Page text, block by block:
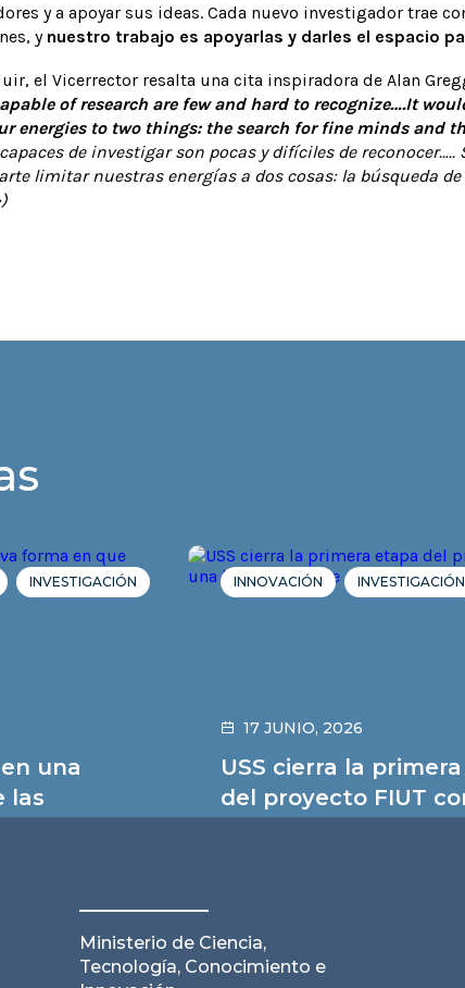
y a apoyar sus ideas. Cada nuevo investigador trae
y nuestro trabajo es apoyarlas y darles el espacio
el Vicerrector resalta una cita inspiradora de Alan
of research are few and hard to recognize….It
energies to two things: the search for fine minds and
de investigar son pocas y difíciles de
limitar nuestras energías a dos cosas: la búsqueda
INVESTIGACIÓN
una
las
INNOVACIÓN INVESTIGACIÓN
17 JUNIO, 2026
USS cierra la
del proyecto FIUT
Ministerio de Ciencia,
Tecnología, Conocimiento e